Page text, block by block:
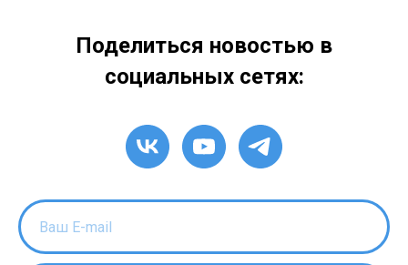
Поделиться новостью в
социальных сетях: